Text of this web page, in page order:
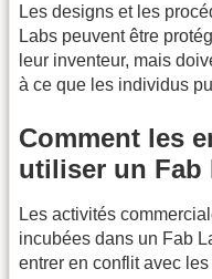
Les designs et les
Labs peuvent être
leur inventeur, mais
à ce que les individus
Comment les
utiliser un Fab
Les activités
incubées dans un Fab
entrer en conflit avec